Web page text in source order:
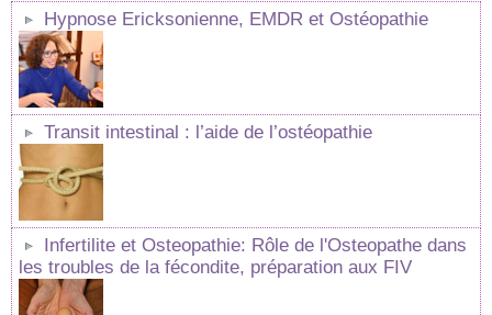
Hypnose Ericksonienne, EMDR et Ostéopathie
Transit intestinal : l’aide de l’ostéopathie
Infertilite et Osteopathie: Rôle de l'Osteopathe dans
les troubles de la fécondite, préparation aux FIV